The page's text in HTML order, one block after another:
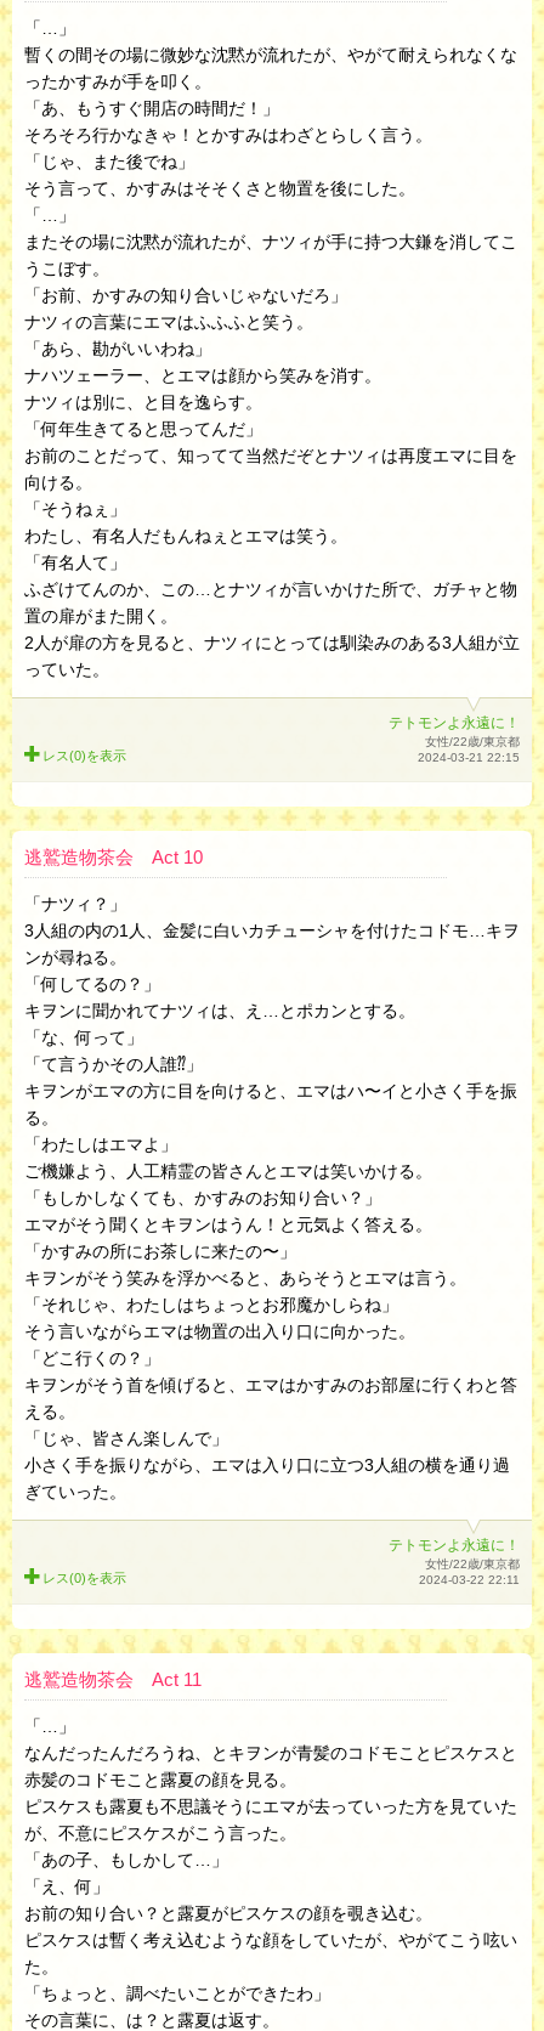
「…」
暫くの間その場に微妙な沈黙が流れたが、やがて耐えられなくな
ったかすみが手を叩く。
「あ、もうすぐ開店の時間だ！」
そろそろ行かなきゃ！とかすみはわざとらしく言う。
「じゃ、また後でね」
そう言って、かすみはそそくさと物置を後にした。
「…」
またその場に沈黙が流れたが、ナツィが手に持つ大鎌を消してこ
うこぼす。
「お前、かすみの知り合いじゃないだろ」
ナツィの言葉にエマはふふふと笑う。
「あら、勘がいいわね」
ナハツェーラー、とエマは顔から笑みを消す。
ナツィは別に、と目を逸らす。
「何年生きてると思ってんだ」
お前のことだって、知ってて当然だぞとナツィは再度エマに目を
向ける。
「そうねぇ」
わたし、有名人だもんねぇとエマは笑う。
「有名人て」
ふざけてんのか、この…とナツィが言いかけた所で、ガチャと物
置の扉がまた開く。
2人が扉の方を見ると、ナツィにとっては馴染みのある3人組が立
っていた。
テトモンよ永遠に！
女性/22歳/東京都
2024-03-21 22:15
レス(0)を表示
逃鷲造物茶会 Act 10
「ナツィ？」
3人組の内の1人、金髪に白いカチューシャを付けたコドモ…キヲ
ンが尋ねる。
「何してるの？」
キヲンに聞かれてナツィは、え…とポカンとする。
「な、何って」
「て言うかその人誰⁇」
キヲンがエマの方に目を向けると、エマはハ〜イと小さく手を振
る。
「わたしはエマよ」
ご機嫌よう、人工精霊の皆さんとエマは笑いかける。
「もしかしなくても、かすみのお知り合い？」
エマがそう聞くとキヲンはうん！と元気よく答える。
「かすみの所にお茶しに来たの〜」
キヲンがそう笑みを浮かべると、あらそうとエマは言う。
「それじゃ、わたしはちょっとお邪魔かしらね」
そう言いながらエマは物置の出入り口に向かった。
「どこ行くの？」
キヲンがそう首を傾げると、エマはかすみのお部屋に行くわと答
える。
「じゃ、皆さん楽しんで」
小さく手を振りながら、エマは入り口に立つ3人組の横を通り過
ぎていった。
テトモンよ永遠に！
女性/22歳/東京都
2024-03-22 22:11
レス(0)を表示
逃鷲造物茶会 Act 11
「…」
なんだったんだろうね、とキヲンが青髪のコドモことピスケスと
赤髪のコドモこと露夏の顔を見る。
ピスケスも露夏も不思議そうにエマが去っていった方を見ていた
が、不意にピスケスがこう言った。
「あの子、もしかして…」
「え、何」
お前の知り合い？と露夏がピスケスの顔を覗き込む。
ピスケスは暫く考え込むような顔をしていたが、やがてこう呟い
た。
「ちょっと、調べたいことができたわ」
その言葉に、は？と露夏は返す。